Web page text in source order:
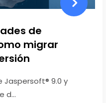
de
migrar
Jaspersoft® 9.0 y
d...